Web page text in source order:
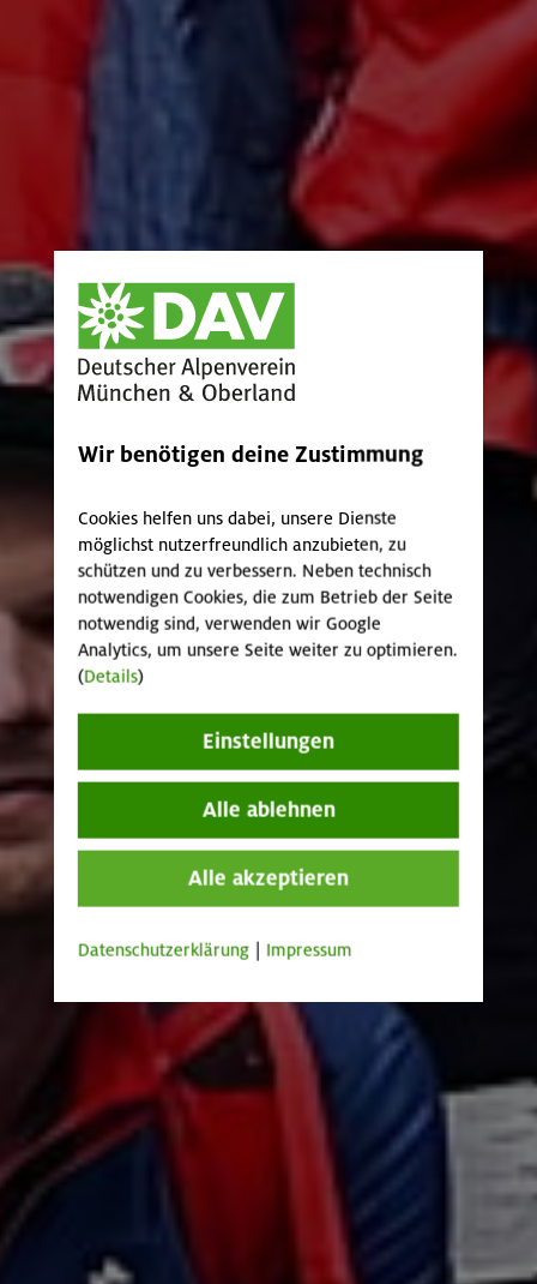
Wir benötigen deine Zustimmung
Cookies helfen uns dabei, unsere Dienste
möglichst nutzerfreundlich anzubieten, zu
schützen und zu verbessern. Neben technisch
notwendigen Cookies, die zum Betrieb der Seite
notwendig sind, verwenden wir Google
Analytics, um unsere Seite weiter zu optimieren.
(Details)
Einstellungen
Alle ablehnen
Alle akzeptieren
Datenschutzerklärung Impressum